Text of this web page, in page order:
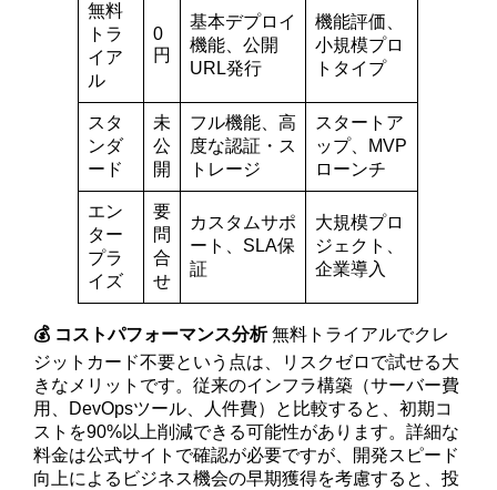
無料
トラ
イア
ル
0
円
基本デプロイ
機能、公開
URL発行
機能評価、
小規模プロ
トタイプ
スタ
ンダ
ード
未
公
開
フル機能、高
度な認証・ス
トレージ
スタートア
ップ、MVP
ローンチ
エン
ター
プラ
イズ
要
問
合
せ
カスタムサポ
ート、SLA保
証
大規模プロ
ジェクト、
企業導入
💰 コストパフォーマンス分析無料トライアルでクレ
ジットカード不要という点は、リスクゼロで試せる大
きなメリットです。従来のインフラ構築（サーバー費
用、DevOpsツール、人件費）と比較すると、初期コ
ストを90%以上削減できる可能性があります。詳細な
料金は公式サイトで確認が必要ですが、開発スピード
向上によるビジネス機会の早期獲得を考慮すると、投